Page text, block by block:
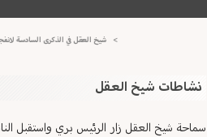
شيخ العقل في الذكرى السادسة لانفجار
نشاطات شيخ العقل
سماحة شيخ العقل زار الرئيس بري واستقبل